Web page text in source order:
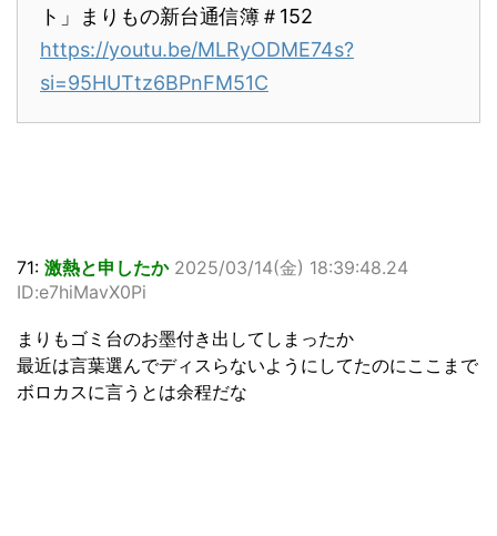
ト」まりもの新台通信簿＃152
https://youtu.be/MLRyODME74s?
si=95HUTtz6BPnFM51C
71: 激熱と申したか 2025/03/14(金) 18:39:48.24
ID:e7hiMavX0Pi
まりもゴミ台のお墨付き出してしまったか
最近は言葉選んでディスらないようにしてたのにここまで
ボロカスに言うとは余程だな